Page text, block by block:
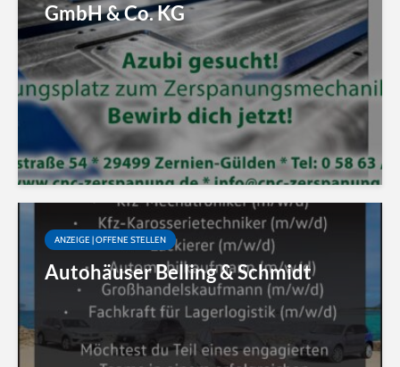
GmbH & Co. KG
ANZEIGE | OFFENE STELLEN
Autohäuser Belling & Schmidt